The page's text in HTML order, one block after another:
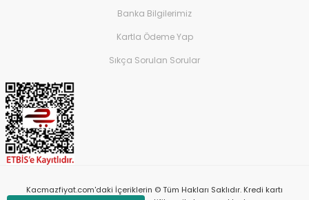
Banka Bilgilerimiz
Kartla Ödeme Yap
Sıkça Sorulan Sorular
Kacmazfiyat.com'daki İçeriklerin © Tüm Hakları Saklıdır. Kredi kartı